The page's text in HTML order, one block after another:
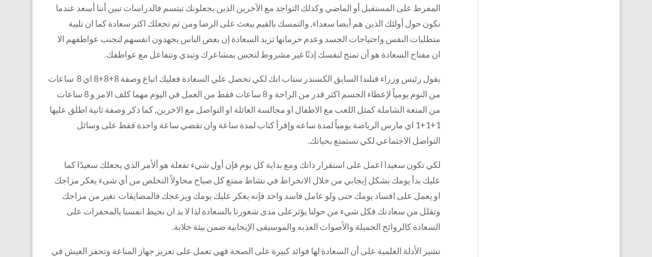
المفرط على المستقبل أو الماضي وكذلك التواجد مع الآخرين الذين يجعلونك تبتسم فالدراسات تبين أننا أسعد عندما
نكون حول أولئك الذين هم أيضا سعداء, والتمسك بالقيم يبعث على الرضا ومن ثم تجعلك اكثر سعادة كما ان تلبية
متطلبات النفس واحتياجات الجسد وعدم حرمانها تزيد السعادة إن بعض الناس يجهدون انفسهم لتجنب عواطفهم الا
ان مفتاح السعادة هو أن تمنح لنفسك إذنًا غير مشروط لتحس بمشاعرك وتبدي وتتفاعل مع عواطفك.
يقول رئيس وزراء فنلندا السابق الكسندر ستاب انك لكي تحصل علي السعادة فعليك اتباع وصفة 8+8+8 اي 8 ساعات
من النوم يومياً لإعطاء الجسم اكثر قدر من الراحة و 8 ساعات فقط من العمل في اليوم مهما كلف الامر و 8 ساعات
من المتعة الشاملة كمثل اللعب مع الاطفال او مجالسة العائلة او التواصل مع الاخرين, كما ذكر وصفة ثانية اطلق عليها
1+1+1 اي مارس الرياضة يومياً لمدة ساعه وإقرأ كتاب لمدة ساعة وان تقضي ساعة واحدة فقط على وسائل
التواصل الاجتماعي لكي تستمتع بحياتك.
لكي تكون سعيدا اعمل على استقرار ذاتك ومع بداية كل يوم فإن أول شيء تفعلة هو ألأمر الذي يجعلك سعيدًا كما
عليك بدأ يومك بشكل إيجابي من خلال الانخراط في نشاط ممتع كل صباح محاولاً التخلص من أي شىء يعكر مزاجك
او يعمل على افساد يومك حتى ولو عامل فاسد واحد فإنه يعكر عليك يومك ويزعجك فالمضايقات تغير من مزاجك
وتقلل من سعادتك فكل شيء من حولنا يؤثرعلى مدى شعورنا بالسعادة لذا لا بد ان نحيط انفسنا بالمحفزات على
السعادة كالروائح الجميلة والأصوات العذبه والموسيقى الإيجابية ضمن بيئة خلابة.
تشير الأدلة العلمية على أن السعادة لها فوائد كبيرة على الصحة فهي تعمل على تعزيز جهاز المناعة وتحفز العيش في